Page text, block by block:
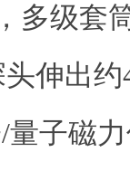
级套
伸出
量子磁